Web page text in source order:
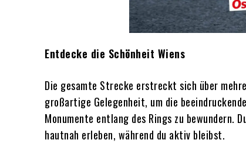
Entdecke die Schönheit Wiens
Die gesamte Strecke erstreckt sich über
großartige Gelegenheit, um die
Monumente entlang des Rings zu bewundern.
hautnah erleben, während du aktiv bleibst.